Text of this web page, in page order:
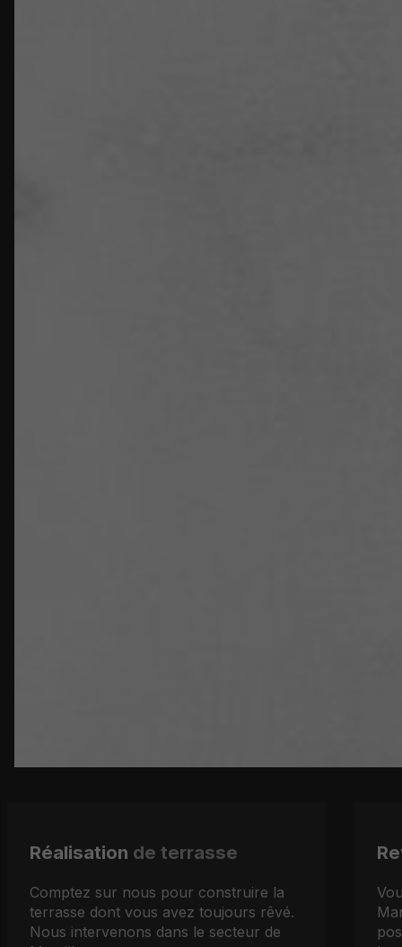
Réalisation de terrasse
Comptez sur nous pour construire la
terrasse dont vous avez toujours rêvé.
Nous intervenons dans le secteur de